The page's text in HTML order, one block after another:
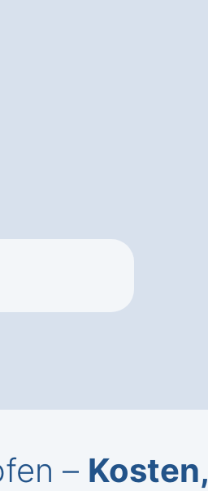
– Kosten,